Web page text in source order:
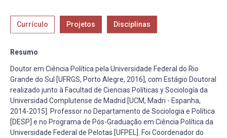
Currículo Projetos Disciplinas
Resumo
Doutor em Ciência Política pela Universidade Federal do Rio
Grande do Sul [UFRGS, Porto Alegre, 2016], com Estágio Doutoral
realizado junto à Facultad de Ciencias Políticas y Sociología da
Universidad Complutense de Madrid [UCM, Madri - Espanha,
2014-2015]. Professor no Departamento de Sociologia e Política
[DESP] e no Programa de Pós-Graduação em Ciência Política da
Universidade Federal de Pelotas [UFPEL]. Foi Coordenador do